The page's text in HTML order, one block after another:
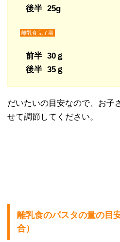
後半 25g
離乳食完了期
前半 30ｇ
後半 35ｇ
だいたいの目安なので、お子
せて調節してください。
離乳食のパスタの量の目
合）